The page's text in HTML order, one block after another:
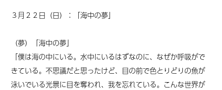
３月２２日（日）：「海中の夢」
（夢）「海中の夢」
「僕は海の中にいる。水中にいるはずなのに、なぜか呼吸がで
きている。不思議だと思ったけど、目の前で色とりどりの魚が
泳いでいる光景に目を奪われ、我を忘れている。こんな世界が